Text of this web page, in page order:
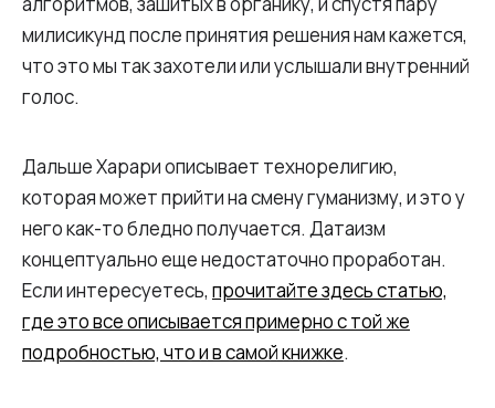
милисикунд после принятия решения нам кажется,
что это мы так захотели или услышали внутренний
голос.
Дальше Харари описывает технорелигию,
которая может прийти на смену гуманизму, и это у
него как-то бледно получается. Датаизм
концептуально еще недостаточно проработан.
Если интересуетесь, прочитайте здесь статью,
где это все описывается примерно с той же
подробностью, что и в самой книжке.